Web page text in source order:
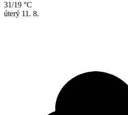
31/19 °C
úterý 11. 8.